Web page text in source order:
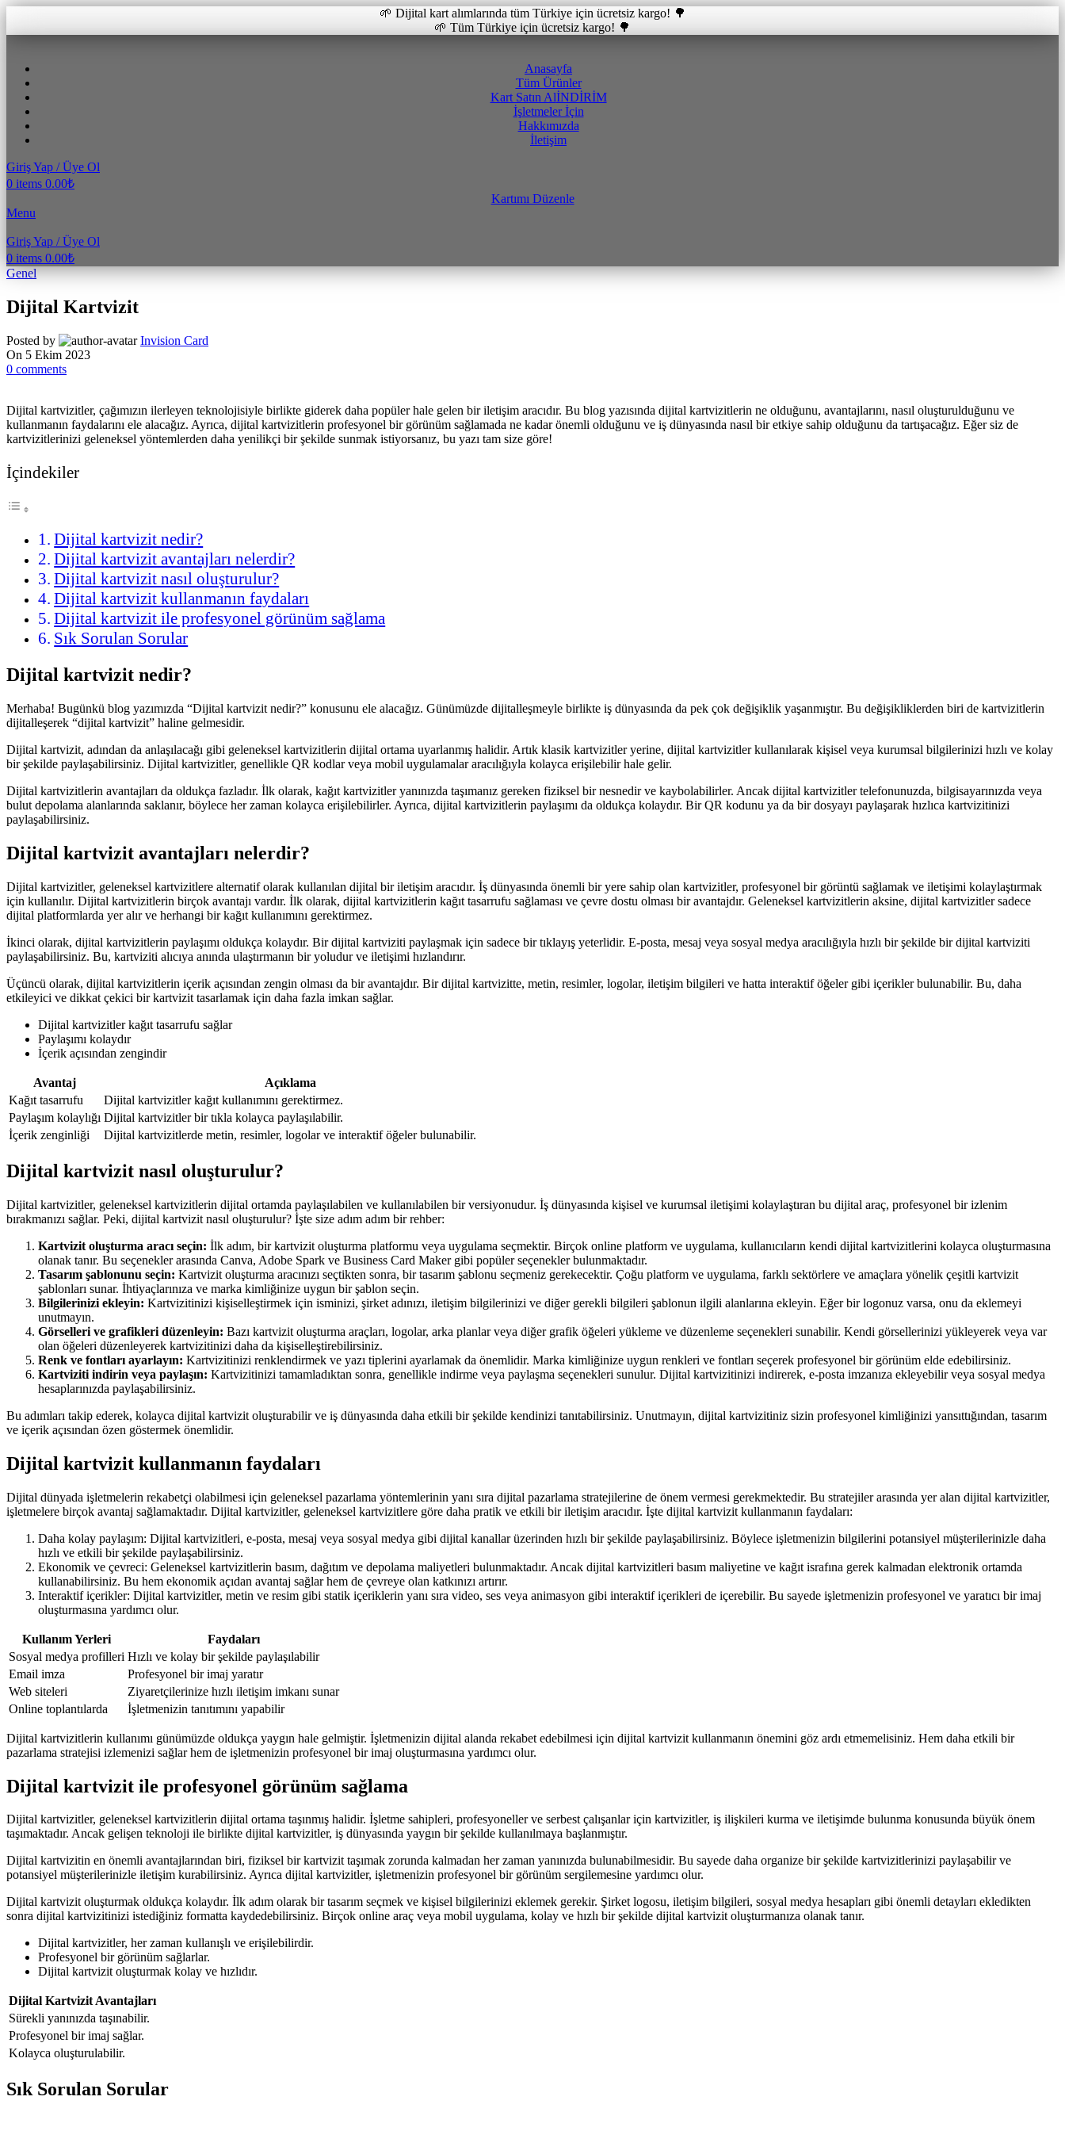
🌱 Dijital kart alımlarında tüm Türkiye için ücretsiz kargo! 🌳
🌱 Tüm Türkiye için ücretsiz kargo! 🌳
Anasayfa
Tüm Ürünler
Kart Satın AlİNDİRİM
İşletmeler İçin
Hakkımızda
İletişim
Giriş Yap / Üye Ol
0 items 0.00₺
Kartımı Düzenle
Menu
Giriş Yap / Üye Ol
0 items 0.00₺
Genel
Dijital Kartvizit
Posted by
Invision Card
On 5 Ekim 2023
0 comments
Dijital kartvizitler, çağımızın ilerleyen teknolojisiyle birlikte giderek daha popüler hale gelen bir iletişim aracıdır. Bu blog yazısında dijital kartvizitlerin ne olduğunu, avantajlarını, nasıl oluşturulduğunu ve
kullanmanın faydalarını ele alacağız. Ayrıca, dijital kartvizitlerin profesyonel bir görünüm sağlamada ne kadar önemli olduğunu ve iş dünyasında nasıl bir etkiye sahip olduğunu da tartışacağız. Eğer siz de
kartvizitlerinizi geleneksel yöntemlerden daha yenilikçi bir şekilde sunmak istiyorsanız, bu yazı tam size göre!
İçindekiler
Dijital kartvizit nedir?
Dijital kartvizit avantajları nelerdir?
Dijital kartvizit nasıl oluşturulur?
Dijital kartvizit kullanmanın faydaları
Dijital kartvizit ile profesyonel görünüm sağlama
Sık Sorulan Sorular
Dijital kartvizit nedir?
Merhaba! Bugünkü blog yazımızda “Dijital kartvizit nedir?” konusunu ele alacağız. Günümüzde dijitalleşmeyle birlikte iş dünyasında da pek çok değişiklik yaşanmıştır. Bu değişikliklerden biri de kartvizitlerin
dijitalleşerek “dijital kartvizit” haline gelmesidir.
Dijital kartvizit, adından da anlaşılacağı gibi geleneksel kartvizitlerin dijital ortama uyarlanmış halidir. Artık klasik kartvizitler yerine, dijital kartvizitler kullanılarak kişisel veya kurumsal bilgilerinizi hızlı ve kolay
bir şekilde paylaşabilirsiniz. Dijital kartvizitler, genellikle QR kodlar veya mobil uygulamalar aracılığıyla kolayca erişilebilir hale gelir.
Dijital kartvizitlerin avantajları da oldukça fazladır. İlk olarak, kağıt kartvizitler yanınızda taşımanız gereken fiziksel bir nesnedir ve kaybolabilirler. Ancak dijital kartvizitler telefonunuzda, bilgisayarınızda veya
bulut depolama alanlarında saklanır, böylece her zaman kolayca erişilebilirler. Ayrıca, dijital kartvizitlerin paylaşımı da oldukça kolaydır. Bir QR kodunu ya da bir dosyayı paylaşarak hızlıca kartvizitinizi
paylaşabilirsiniz.
Dijital kartvizit avantajları nelerdir?
Dijital kartvizitler, geleneksel kartvizitlere alternatif olarak kullanılan dijital bir iletişim aracıdır. İş dünyasında önemli bir yere sahip olan kartvizitler, profesyonel bir görüntü sağlamak ve iletişimi kolaylaştırmak
için kullanılır. Dijital kartvizitlerin birçok avantajı vardır. İlk olarak, dijital kartvizitlerin kağıt tasarrufu sağlaması ve çevre dostu olması bir avantajdır. Geleneksel kartvizitlerin aksine, dijital kartvizitler sadece
dijital platformlarda yer alır ve herhangi bir kağıt kullanımını gerektirmez.
İkinci olarak, dijital kartvizitlerin paylaşımı oldukça kolaydır. Bir dijital kartviziti paylaşmak için sadece bir tıklayış yeterlidir. E-posta, mesaj veya sosyal medya aracılığıyla hızlı bir şekilde bir dijital kartviziti
paylaşabilirsiniz. Bu, kartviziti alıcıya anında ulaştırmanın bir yoludur ve iletişimi hızlandırır.
Üçüncü olarak, dijital kartvizitlerin içerik açısından zengin olması da bir avantajdır. Bir dijital kartvizitte, metin, resimler, logolar, iletişim bilgileri ve hatta interaktif öğeler gibi içerikler bulunabilir. Bu, daha
etkileyici ve dikkat çekici bir kartvizit tasarlamak için daha fazla imkan sağlar.
Dijital kartvizitler kağıt tasarrufu sağlar
Paylaşımı kolaydır
İçerik açısından zengindir
Avantaj
Açıklama
Kağıt tasarrufu
Dijital kartvizitler kağıt kullanımını gerektirmez.
Paylaşım kolaylığı Dijital kartvizitler bir tıkla kolayca paylaşılabilir.
İçerik zenginliği
Dijital kartvizitlerde metin, resimler, logolar ve interaktif öğeler bulunabilir.
Dijital kartvizit nasıl oluşturulur?
Dijital kartvizitler, geleneksel kartvizitlerin dijital ortamda paylaşılabilen ve kullanılabilen bir versiyonudur. İş dünyasında kişisel ve kurumsal iletişimi kolaylaştıran bu dijital araç, profesyonel bir izlenim
bırakmanızı sağlar. Peki, dijital kartvizit nasıl oluşturulur? İşte size adım adım bir rehber:
Kartvizit oluşturma aracı seçin: İlk adım, bir kartvizit oluşturma platformu veya uygulama seçmektir. Birçok online platform ve uygulama, kullanıcıların kendi dijital kartvizitlerini kolayca oluşturmasına
olanak tanır. Bu seçenekler arasında Canva, Adobe Spark ve Business Card Maker gibi popüler seçenekler bulunmaktadır.
Tasarım şablonunu seçin: Kartvizit oluşturma aracınızı seçtikten sonra, bir tasarım şablonu seçmeniz gerekecektir. Çoğu platform ve uygulama, farklı sektörlere ve amaçlara yönelik çeşitli kartvizit
şablonları sunar. İhtiyaçlarınıza ve marka kimliğinize uygun bir şablon seçin.
Bilgilerinizi ekleyin: Kartvizitinizi kişiselleştirmek için isminizi, şirket adınızı, iletişim bilgilerinizi ve diğer gerekli bilgileri şablonun ilgili alanlarına ekleyin. Eğer bir logonuz varsa, onu da eklemeyi
unutmayın.
Görselleri ve grafikleri düzenleyin: Bazı kartvizit oluşturma araçları, logolar, arka planlar veya diğer grafik öğeleri yükleme ve düzenleme seçenekleri sunabilir. Kendi görsellerinizi yükleyerek veya var
olan öğeleri düzenleyerek kartvizitinizi daha da kişiselleştirebilirsiniz.
Renk ve fontları ayarlayın: Kartvizitinizi renklendirmek ve yazı tiplerini ayarlamak da önemlidir. Marka kimliğinize uygun renkleri ve fontları seçerek profesyonel bir görünüm elde edebilirsiniz.
Kartviziti indirin veya paylaşın: Kartvizitinizi tamamladıktan sonra, genellikle indirme veya paylaşma seçenekleri sunulur. Dijital kartvizitinizi indirerek, e-posta imzanıza ekleyebilir veya sosyal medya
hesaplarınızda paylaşabilirsiniz.
Bu adımları takip ederek, kolayca dijital kartvizit oluşturabilir ve iş dünyasında daha etkili bir şekilde kendinizi tanıtabilirsiniz. Unutmayın, dijital kartvizitiniz sizin profesyonel kimliğinizi yansıttığından, tasarım
ve içerik açısından özen göstermek önemlidir.
Dijital kartvizit kullanmanın faydaları
Dijital dünyada işletmelerin rekabetçi olabilmesi için geleneksel pazarlama yöntemlerinin yanı sıra dijital pazarlama stratejilerine de önem vermesi gerekmektedir. Bu stratejiler arasında yer alan dijital kartvizitler,
işletmelere birçok avantaj sağlamaktadır. Dijital kartvizitler, geleneksel kartvizitlere göre daha pratik ve etkili bir iletişim aracıdır. İşte dijital kartvizit kullanmanın faydaları:
Daha kolay paylaşım: Dijital kartvizitleri, e-posta, mesaj veya sosyal medya gibi dijital kanallar üzerinden hızlı bir şekilde paylaşabilirsiniz. Böylece işletmenizin bilgilerini potansiyel müşterilerinizle daha
hızlı ve etkili bir şekilde paylaşabilirsiniz.
Ekonomik ve çevreci: Geleneksel kartvizitlerin basım, dağıtım ve depolama maliyetleri bulunmaktadır. Ancak dijital kartvizitleri basım maliyetine ve kağıt israfına gerek kalmadan elektronik ortamda
kullanabilirsiniz. Bu hem ekonomik açıdan avantaj sağlar hem de çevreye olan katkınızı artırır.
Interaktif içerikler: Dijital kartvizitler, metin ve resim gibi statik içeriklerin yanı sıra video, ses veya animasyon gibi interaktif içerikleri de içerebilir. Bu sayede işletmenizin profesyonel ve yaratıcı bir imaj
oluşturmasına yardımcı olur.
Kullanım Yerleri
Faydaları
Sosyal medya profilleri Hızlı ve kolay bir şekilde paylaşılabilir
Email imza
Profesyonel bir imaj yaratır
Web siteleri
Ziyaretçilerinize hızlı iletişim imkanı sunar
Online toplantılarda
İşletmenizin tanıtımını yapabilir
Dijital kartvizitlerin kullanımı günümüzde oldukça yaygın hale gelmiştir. İşletmenizin dijital alanda rekabet edebilmesi için dijital kartvizit kullanmanın önemini göz ardı etmemelisiniz. Hem daha etkili bir
pazarlama stratejisi izlemenizi sağlar hem de işletmenizin profesyonel bir imaj oluşturmasına yardımcı olur.
Dijital kartvizit ile profesyonel görünüm sağlama
Dijital kartvizitler, geleneksel kartvizitlerin dijital ortama taşınmış halidir. İşletme sahipleri, profesyoneller ve serbest çalışanlar için kartvizitler, iş ilişkileri kurma ve iletişimde bulunma konusunda büyük önem
taşımaktadır. Ancak gelişen teknoloji ile birlikte dijital kartvizitler, iş dünyasında yaygın bir şekilde kullanılmaya başlanmıştır.
Dijital kartvizitin en önemli avantajlarından biri, fiziksel bir kartvizit taşımak zorunda kalmadan her zaman yanınızda bulunabilmesidir. Bu sayede daha organize bir şekilde kartvizitlerinizi paylaşabilir ve
potansiyel müşterilerinizle iletişim kurabilirsiniz. Ayrıca dijital kartvizitler, işletmenizin profesyonel bir görünüm sergilemesine yardımcı olur.
Dijital kartvizit oluşturmak oldukça kolaydır. İlk adım olarak bir tasarım seçmek ve kişisel bilgilerinizi eklemek gerekir. Şirket logosu, iletişim bilgileri, sosyal medya hesapları gibi önemli detayları ekledikten
sonra dijital kartvizitinizi istediğiniz formatta kaydedebilirsiniz. Birçok online araç veya mobil uygulama, kolay ve hızlı bir şekilde dijital kartvizit oluşturmanıza olanak tanır.
Dijital kartvizitler, her zaman kullanışlı ve erişilebilirdir.
Profesyonel bir görünüm sağlarlar.
Dijital kartvizit oluşturmak kolay ve hızlıdır.
Dijital Kartvizit Avantajları
Sürekli yanınızda taşınabilir.
Profesyonel bir imaj sağlar.
Kolayca oluşturulabilir.
Sık Sorulan Sorular